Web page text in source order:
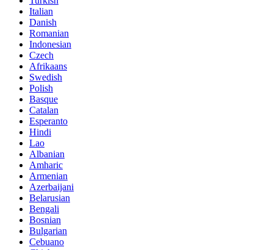
Italian
Danish
Romanian
Indonesian
Czech
Afrikaans
Swedish
Polish
Basque
Catalan
Esperanto
Hindi
Lao
Albanian
Amharic
Armenian
Azerbaijani
Belarusian
Bengali
Bosnian
Bulgarian
Cebuano